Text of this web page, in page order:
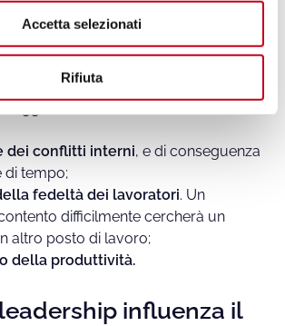
Accetta selezionati
Rifiuta
di ammettere i propri errori, al fine
dei conflitti interni, e di conseguenza
di tempo;
fedeltà dei lavoratori. Un
difficilmente cercherà un
altro posto di lavoro;
della produttività.
influenza il